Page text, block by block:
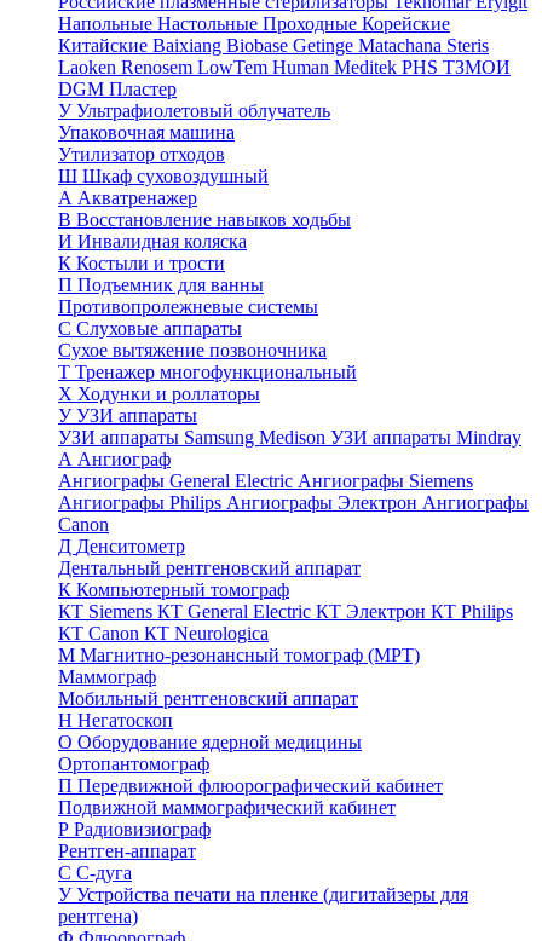
Напольные Настольные Проходные Корейские
Китайские Baixiang Biobase Getinge Matachana Steris
Laoken Renosem LowTem Human Meditek PHS ТЗМОИ
DGM Пластер
УУльтрафиолетовый облучатель
Упаковочная машина
Утилизатор отходов
Ш Шкаф суховоздушный
А Акватренажер
В Восстановление навыков ходьбы
И Инвалидная коляска
К Костыли и трости
П Подъемник для ванны
Противопролежневые системы
С Слуховые аппараты
Сухое вытяжение позвоночника
Т Тренажер многофункциональный
Х Ходунки и роллаторы
УУЗИ аппараты
УЗИ аппараты Samsung Medison УЗИ аппараты Mindray
А Ангиограф
Ангиографы General Electric Ангиографы Siemens
Ангиографы Philips Ангиографы Электрон Ангиографы
Canon
Д Денситометр
Дентальный рентгеновский аппарат
К Компьютерный томограф
КТ Siemens КТ General Electric КТ Электрон КТ Philips
КТ Canon КТ Neurologica
М Магнитно-резонансный томограф (МРТ)
Маммограф
Мобильный рентгеновский аппарат
Н Негатоскоп
О Оборудование ядерной медицины
Ортопантомограф
П Передвижной флюорографический кабинет
Подвижной маммографический кабинет
Р Радиовизиограф
Рентген-аппарат
С С-дуга
УУстройства печати на пленке (дигитайзеры для
рентгена)